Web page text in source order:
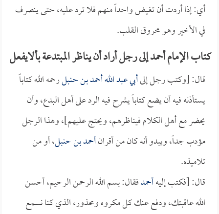
أي: إذا أردت أن تغيض واحداً منهم فلا ترد عليه، حتى ينصرف
في الأخير وهو محروق القلب.
كتاب الإمام أحمد إلى رجل أراد أن يناظر المبتدعة بألايفعل
قال: [وكتب رجل إلىأبي عبد الله أحمد بن حنبلرحمه الله كتاباً
يستأذنه فيه أن يضع كتاباً يشرح فيه الرد على أهل البدع، وأن
يحضر مع أهل الكلام فيناظرهم، ويحتج عليهم]، وهذا الرجل
مؤدب جداً، ويبدو أنه كان من أقرانأحمد بن حنبل، أو من
تلاميذه.
قال: [فكتب إليهأحمدفقال: بسم الله الرحمن الرحيم، أحسن
الله عاقبتك، ودفع عنك كل مكروه ومحذور، الذي كنا نسمع